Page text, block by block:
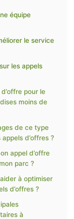
équipe
le service
les appels
d’offre pour le
moins de
de ce type
d’offres ?
appel d’offre
parc ?
à optimiser
d’offres ?
à